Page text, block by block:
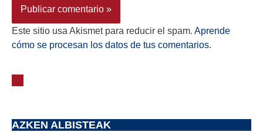
Este sitio usa Akismet para reducir el spam. Aprende
cómo se procesan los datos de tus comentarios.
AZKEN ALBISTEAK